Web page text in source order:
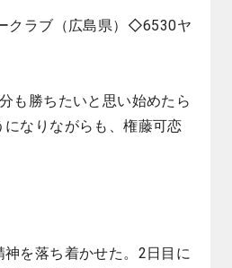
クラブ（広島県）◇6530ヤ
も勝ちたいと思い始めたら
なりながらも、権藤可恋
を落ち着かせた。2日目に